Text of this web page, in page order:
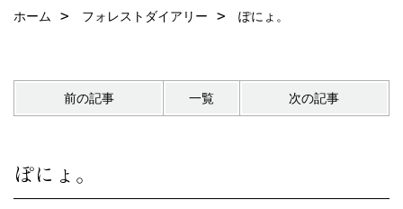
ホーム フォレストダイアリー ぽにょ。
前の記事 一覧 次の記事
ぽにょ。